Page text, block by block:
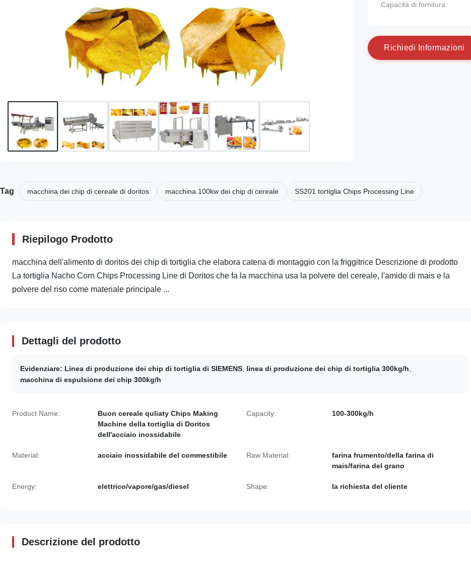
Capacità di fornitura:
Richied i nformazioni
Tag macchina dei chip di cereale di doritos macchina 100kw dei chip di cereale SS201 tortiglia Chips Processing Line
Riepilogo Prodotto
macchina dell'alimento di doritos dei chip di tortiglia che elabora catena di montaggio con la friggitrice Descrizione di prodotto
La tortiglia Nacho Corn Chips Processing Line di Doritos che fa la macchina usa la polvere del cereale, l'amido di mais e la
polvere del riso come materiale principale ...
Dettagli del prodotto
Evidenziare: Linea di produzione dei chip di tortiglia di SIEMENS linea di produzione dei chip di tortiglia 300kg/h
macchina di espulsione dei chip 300kg/h
Product Name:
Buon cereale quliaty Chips Making
Machine della tortiglia di Doritos
dell'acciaio inossidabile
Capacity: 100-300kg/h
Material: acciaio inossidabile del commestibile Raw Material:
farina frumento/della farina di
mais/farina del grano
Energy: elettrico/vapore/gas/diesel Shape: la richiesta del cliente
Descrizione del prodotto